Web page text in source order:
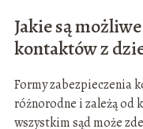
Jakie są
kontaktów z
Formy zabezpieczenia
różnorodne i zależą od
wszystkim sąd może